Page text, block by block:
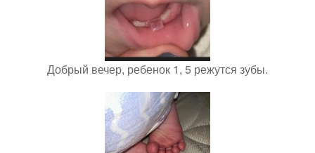
Добрый вечер, ребенок 1, 5 режутся зубы.